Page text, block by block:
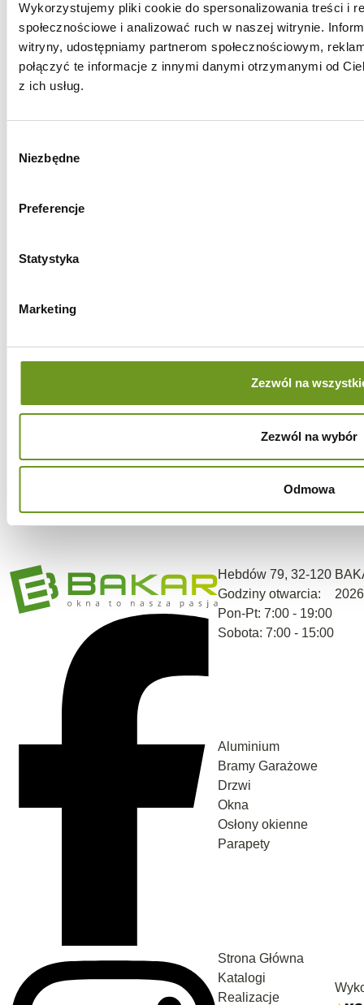
Wykorzystujemy pliki cookie do spersonalizowania treści i
społecznościowe i analizować ruch w naszej witrynie.
witryny, udostępniamy partnerom społecznościowym,
połączyć te informacje z innymi danymi otrzymanymi od
z ich usług.
zgody
Niezbędne
Preferencje
Statystyka
Marketing
Zezwól na
Zezwól na wybór
Odmowa
Hebdów 79, 32-120
Godziny otwarcia:
Pon-Pt: 7:00 - 19:00
Sobota: 7:00 - 15:00
Aluminium
Bramy Garażowe
Drzwi
Okna
Osłony okienne
Parapety
Strona Główna
Katalogi
Realizacje
2026